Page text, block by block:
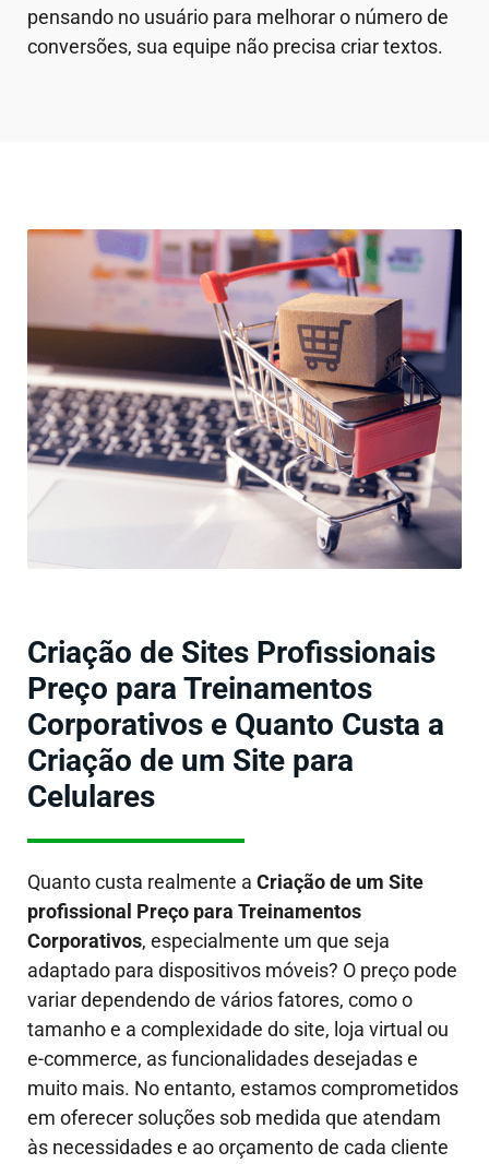
pensando no usuário para melhorar o número de
conversões, sua equipe não precisa criar textos.
Criação de Sites Profissionais
Preço para Treinamentos
Corporativos e Quanto Custa a
Criação de um Site para
Celulares
Quanto custa realmente a Criação de um Site
profissional Preço para Treinamentos
Corporativos, especialmente um que seja
adaptado para dispositivos móveis? O preço pode
variar dependendo de vários fatores, como o
tamanho e a complexidade do site, loja virtual ou
e-commerce, as funcionalidades desejadas e
muito mais. No entanto, estamos comprometidos
em oferecer soluções sob medida que atendam
às necessidades e ao orçamento de cada cliente